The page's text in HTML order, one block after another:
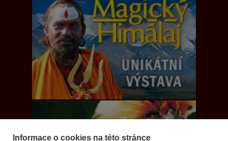
Informace o cookies na této stránce